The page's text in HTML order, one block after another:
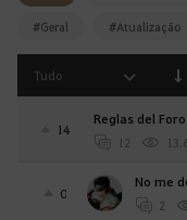
#Geral #Atualização
Tudo
14
Reglas del
12
0
No me
2